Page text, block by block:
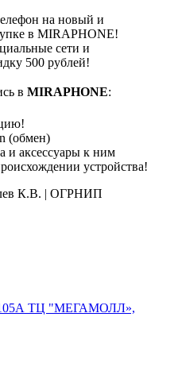
на новый и
в MIRAPHONE!
сети и
500 рублей!
в MIRAPHONE:
(обмен)
и аксессуары к ним
устройства!
К.В. | ОГРНИП
105А ТЦ "МЕГАМОЛЛ»,